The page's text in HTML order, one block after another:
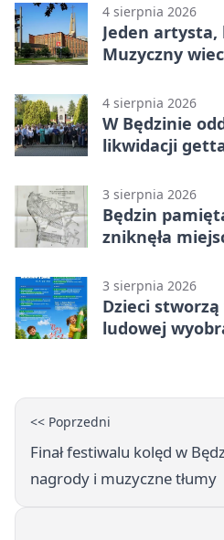
4 sierpnia 2026
Jeden
Muzyczny
4 sierpnia 2026
W Będzinie
likwidacji
3 sierpnia 2026
Będzin
zniknęła
3 sierpnia 2026
Dzieci
ludowej
<< Poprzedni
Finał festiwalu kolęd w
nagrody i muzyczne tłumy